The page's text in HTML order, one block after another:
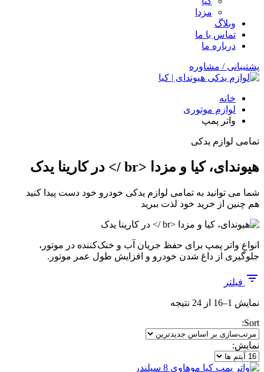
مزدا
وبلاگ
تماس با ما
درباره ما
پشتیبانی / مشاوره
خانه
لوازم موتوری
واتر پمپ
تمامی لوازم یدکی
هیوندای، کیا و مزدا <br /> در کارینا یدک
شما می توانید به تمامی لوازم یدکی خودرو خود دست پیدا کنید
هم چنین از خرید خود لذت ببرید
انواع واتر پمپ برای حفظ جریان آب و خنک‌کننده در موتور،
جلوگیری از داغ شدن خودرو و افزایش طول عمر موتور.
فیلتر
نمایش 1–16 از 24 نتیجه
جدیدترین
Sort:
نمایش: